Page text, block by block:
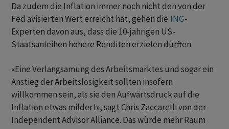
Da zudem die Inflation immer noch nicht den von der
Fed avisierten Wert erreicht hat, gehen die ING-
Experten davon aus, dass die 10-jährigen US-
Staatsanleihen höhere Renditen erzielen dürften.
«Eine Verlangsamung des Arbeitsmarktes und sogar ein
Anstieg der Arbeitslosigkeit sollten insofern
willkommen sein, als sie den Aufwärtsdruck auf die
Inflation etwas mildert», sagt Chris Zaccarelli von der
Independent Advisor Alliance. Das würde mehr Raum